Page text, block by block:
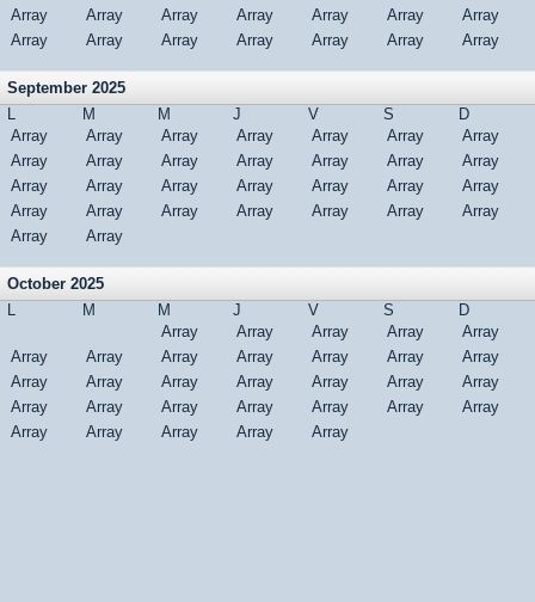
Array
Array Array Array Array Array
Array
Array
Array Array Array Array Array Array
September 2025
L
M M J V S
D
Array
Array Array Array Array Array
Array
Array
Array Array Array Array Array
Array
Array
Array Array Array Array Array
Array
Array
Array Array Array Array Array
Array
Array
Array
October 2025
L
M M J V S
D
Array
Array Array Array
Array
Array
Array Array Array Array Array
Array
Array
Array Array Array Array Array
Array
Array
Array Array Array Array Array
Array
Array
Array Array Array Array